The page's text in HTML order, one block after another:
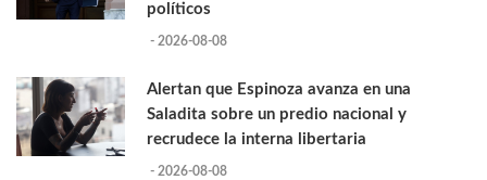
políticos
- 2026-08-08
Alertan que Espinoza avanza en una
Saladita sobre un predio nacional y
recrudece la interna libertaria
- 2026-08-08